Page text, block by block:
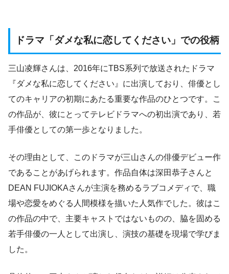
ドラマ「ダメな私に恋してください」での役柄
三山凌輝さんは、2016年にTBS系列で放送されたドラマ
『ダメな私に恋してください』に出演しており、俳優とし
てのキャリアの初期にあたる重要な作品のひとつです。こ
の作品が、彼にとってテレビドラマへの初出演であり、若
手俳優としての第一歩となりました。
その理由として、このドラマが三山さんの俳優デビュー作
であることがあげられます。作品自体は深田恭子さんと
DEAN FUJIOKAさんが主演を務めるラブコメディで、職
場や恋愛をめぐる人間模様を描いた人気作でした。彼はこ
の作品の中で、主要キャストではないものの、脇を固める
若手俳優の一人として出演し、演技の基礎を現場で学びま
した。